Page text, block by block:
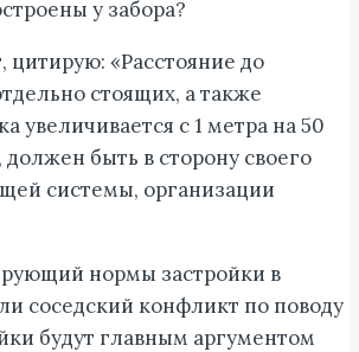
у забора?
цитирую: «Расстояние до
стоящих, а также
увеличивается с 1 метра на 50
быть в сторону своего
системы, организации
нормы застройки в
соседский конфликт по поводу
будут главным аргументом